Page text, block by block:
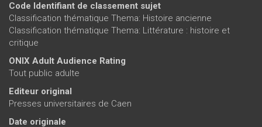
Code Identifiant de classement sujet
Classification thématique Thema: Histoire ancienne
Classification thématique Thema: Littérature : histoire et
critique
ONIX Adult Audience Rating
Tout public adulte
Editeur original
Presses universitaires de Caen
Date originale